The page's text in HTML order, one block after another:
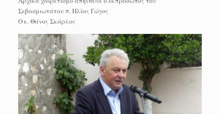
Σεβασμιωτάτου π. Ηλίας Γώγος
Ο κ. Θάνος Σκάρλος